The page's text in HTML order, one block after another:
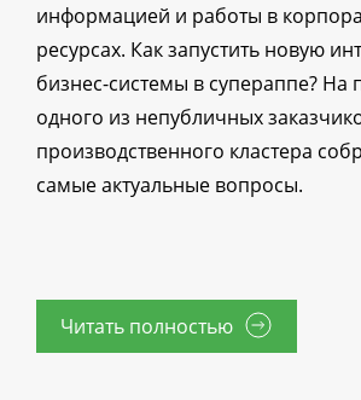
информацией и работы в
ресурсах. Как запустить новую
бизнес-системы в супераппе? На
одного из непубличных
производственного кластера
самые актуальные вопросы.
Читать полностью